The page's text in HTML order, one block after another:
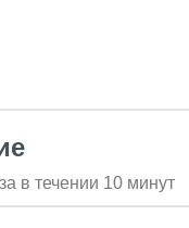
в течении 10 минут